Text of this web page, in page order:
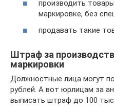
производить
маркировке, без
продавать такие
Штраф за
маркировки
Должностные лица могут
рублей. А вот юрлицам за
выписать штраф до 100